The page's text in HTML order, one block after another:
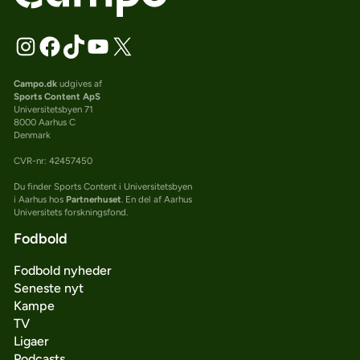
Campo.dkudgives af
Sports Content ApS
Universitetsbyen 71
8000 Aarhus C
Denmark
CVR-nr: 42457450
Du finder Sports Content i Universitetsbyen
i Aarhus hos Partnerhuset. En del af Aarhus
Universitets forskningsfond.
Fodbold
Fodbold nyheder
Seneste nyt
Kampe
TV
Ligaer